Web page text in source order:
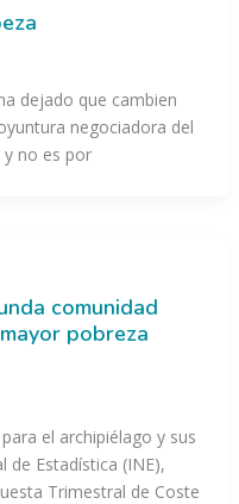
dejado que cambien
negociadora del
no es por
comunidad
pobreza
el archipiélago y sus
de Estadística (INE),
Trimestral de Coste